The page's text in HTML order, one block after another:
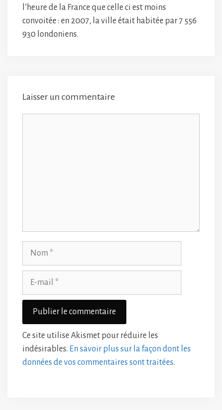
l’heure de la France que celle ci est moins
convoitée : en 2007, la ville était habitée par 7 556
930 londoniens.
Laisser un commentaire
Ce site utilise Akismet pour réduire les
indésirables. En savoir plus sur la façon dont les
données de vos commentaires sont traitées.